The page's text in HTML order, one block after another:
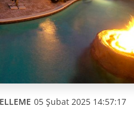
05 Şubat 2025 14:57:17